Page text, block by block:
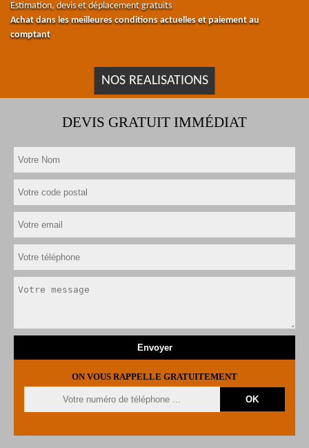
Estimation, devis et déplacement gratuits
Achat dans les meilleures conditions actuelles et paiement au
comptant
NOS REALISATIONS
DEVIS GRATUIT IMMÉDIAT
ON VOUS RAPPELLE GRATUITEMENT